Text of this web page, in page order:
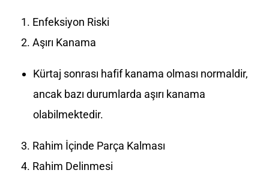
Enfeksiyon Riski
Aşırı Kanama
Kürtaj sonrası hafif kanama olması normaldir,
ancak bazı durumlarda aşırı kanama
olabilmektedir.
Rahim İçinde Parça Kalması
Rahim Delinmesi